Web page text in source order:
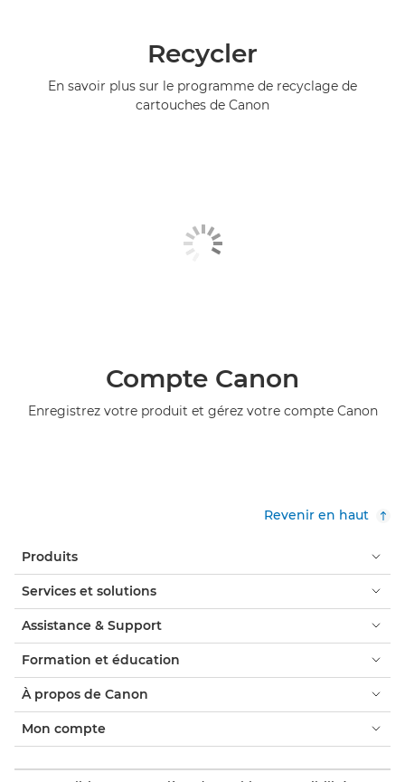
Recycler
En savoir plus sur le programme de recyclage de
cartouches de Canon
Compte Canon
Enregistrez votre produit et gérez votre compte Canon
Revenir en haut
Produits
Services et solutions
Assistance & Support
Formation et éducation
À propos de Canon
Mon compte